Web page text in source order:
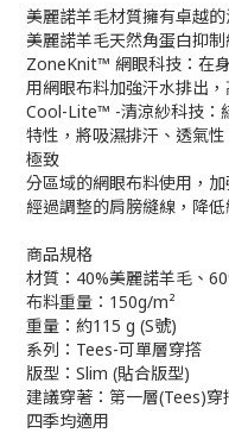
美麗諾羊毛材質擁有卓越
美麗諾羊毛天然角蛋白抑
ZoneKnit™ 網眼科技：在
用網眼布料加強汗水排出
Cool-Lite™ -清涼紗科技：
特性，將吸濕排汗、透氣
極致
分區域的網眼布料使用，
經過調整的肩膀縫線，降
商品規格
材質：40%美麗諾羊毛、
布料重量：150g/m²
重量：約115 g (S號)
系列：Tees-可單層穿撘
版型：Slim (貼合版型)
建議穿著：第一層(Tees)
四季均適用